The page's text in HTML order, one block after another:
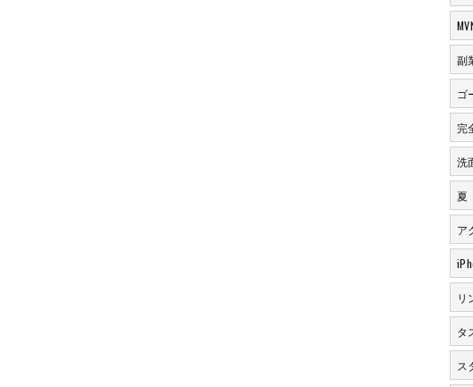
副
ゴ
完
洗
夏
ア
リ
タ
ス